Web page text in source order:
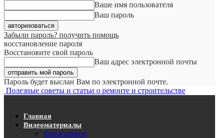
Ваше имя пользователя
Ваш пароль
Забыли пароль? получить помощь
восстановление пароля
Восстановите свой пароль
Ваш адрес электронной почты
Пароль будет выслан Вам по электронной почте.
Полезные советы и статьи о ремонте и строительстве
Главная
Видеоматериалы
Фотогалерея